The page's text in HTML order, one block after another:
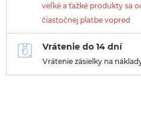
veľké a ťažké produkty sa
čiastočnej platbe vopred
Vrátenie do 14 dní
Vrátenie zásielky na